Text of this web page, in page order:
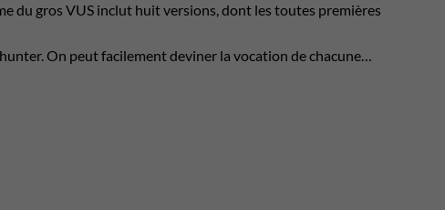
du gros VUS inclut huit versions, dont les toutes premières
On peut facilement deviner la vocation de chacune…